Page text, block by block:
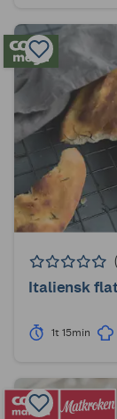
Italiensk
1t 15min